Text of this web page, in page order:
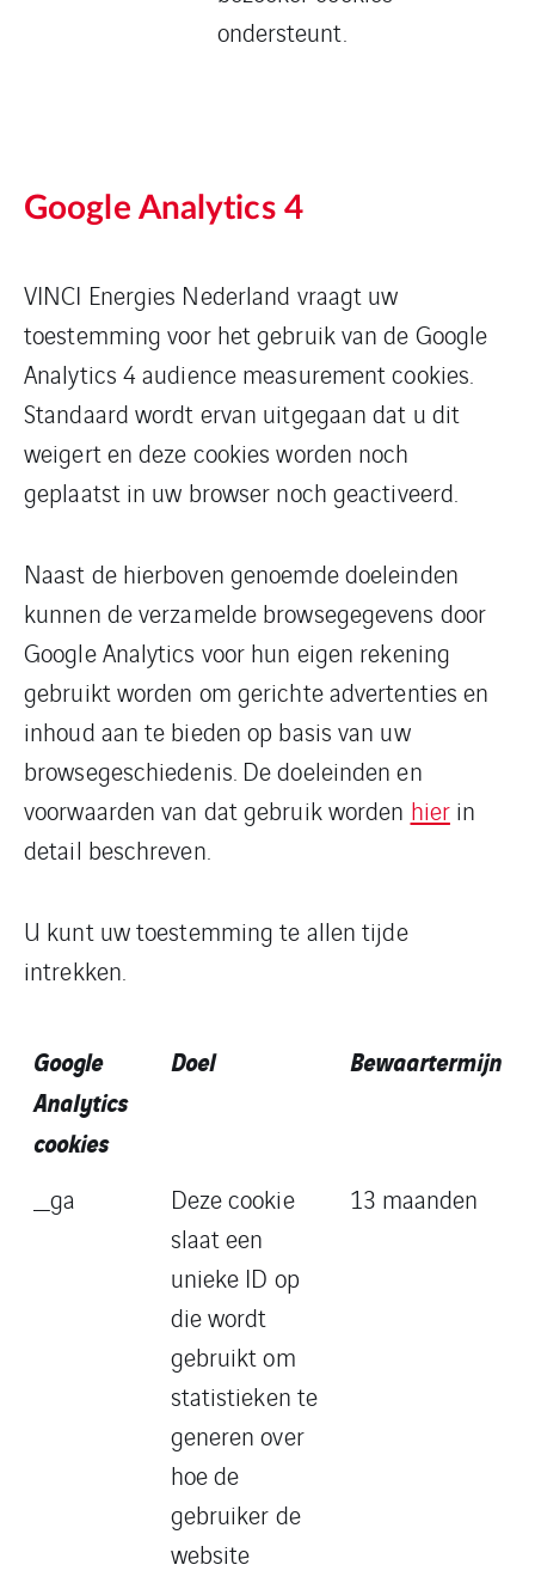
ondersteunt.
Google Analytics 4
VINCI Energies Nederland vraagt uw
toestemming voor het gebruik van de Google
Analytics 4 audience measurement cookies.
Standaard wordt ervan uitgegaan dat u dit
weigert en deze cookies worden noch
geplaatst in uw browser noch geactiveerd.
Naast de hierboven genoemde doeleinden
kunnen de verzamelde browsegegevens door
Google Analytics voor hun eigen rekening
gebruikt worden om gerichte advertenties en
inhoud aan te bieden op basis van uw
browsegeschiedenis. De doeleinden en
voorwaarden van dat gebruik worden hierin
detail beschreven.
U kunt uw toestemming te allen tijde
intrekken.
Google
Analytics
cookies
Doel Bewaartermijn
_ga
Deze cookie
slaat een
unieke ID op
die wordt
gebruikt om
statistieken te
generen over
hoe de
gebruiker de
website
13 maanden